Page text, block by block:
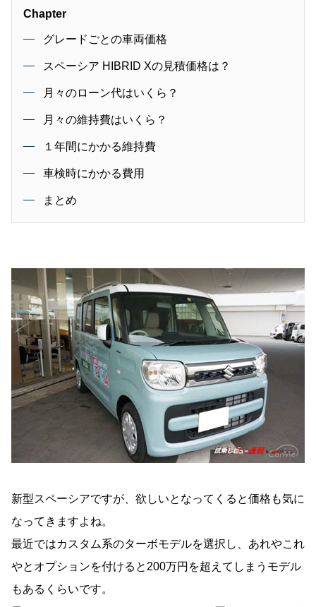
Chapter
グレードごとの車両価格
スペーシア HIBRID Xの見積価格は？
月々のローン代はいくら？
月々の維持費はいくら？
１年間にかかる維持費
車検時にかかる費用
まとめ
新型スペーシアですが、欲しいとなってくると価格も気に
なってきますよね。
最近ではカスタム系のターボモデルを選択し、あれやこれ
やとオプションを付けると200万円を超えてしまうモデル
もあるくらいです。